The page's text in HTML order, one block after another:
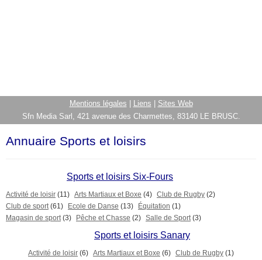
Mentions légales Liens
Sites Web
Sfn Media Sarl, 421 avenue des Charmettes, 83140 LE BRUSC.
Annuaire Sports et loisirs
Sports et loisirs Six-Fours
Activité de loisir (11) Arts Martiaux et Boxe (4) Club de Rugby (2)
Club de sport (61) Ecole de Danse (13) Équitation (1)
Magasin de sport (3) Pêche et Chasse (2) Salle de Sport (3)
Sports et loisirs Sanary
Activité de loisir (6) Arts Martiaux et Boxe (6) Club de Rugby (1)